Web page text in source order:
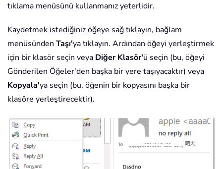
tıklama menüsünü kullanmanız yeterlidir.
Kaydetmek istediğiniz öğeye sağ tıklayın, bağlam
menüsünden Taşı'ya tıklayın. Ardından öğeyi yerleştirmek
için bir klasör seçin veya Diğer Klasör'ü seçin (bu, öğeyi
Gönderilen Öğeler'den başka bir yere taşıyacaktır) veya
Kopyala'ya seçin (bu, öğenin bir kopyasını başka bir
klasöre yerleştirecektir).